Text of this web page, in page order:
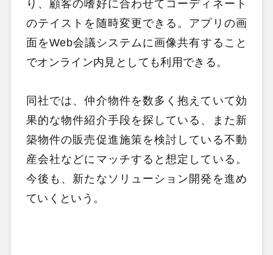
り、顧客の嗜好に合わせてコーディネート
のテイストを随時変更できる。アプリの画
面をWeb会議システムに画像共有すること
でオンライン内見としても利用できる。
同社では、仲介物件を数多く抱えていて効
果的な物件紹介手段を探している、また新
築物件の販売促進施策を検討している不動
産会社などにマッチすると想定している。
今後も、新たなソリューション開発を進め
ていくという。